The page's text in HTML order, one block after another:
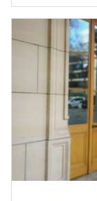
travaux
projets liés
métier
services et
ministère.